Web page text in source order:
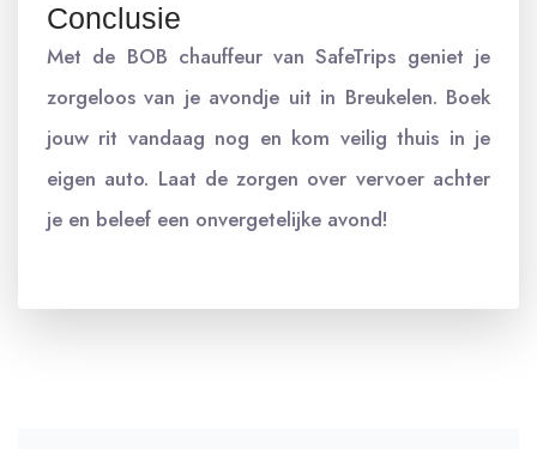
Conclusie
Met de BOB chauffeur van SafeTrips geniet je
zorgeloos van je avondje uit in Breukelen. Boek
jouw rit vandaag nog en kom veilig thuis in je
eigen auto. Laat de zorgen over vervoer achter
je en beleef een onvergetelijke avond!